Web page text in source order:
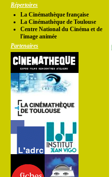
Répertoires
La Cinémathèque française
La Cinémathèque de Toulouse
Centre National du Cinéma et de
l'image animée
Partenaires